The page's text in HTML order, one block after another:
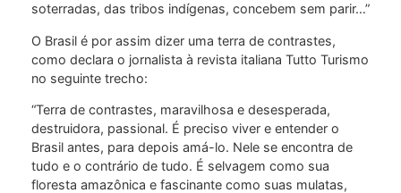
soterradas, das tribos indígenas, concebem sem parir…”
O Brasil é por assim dizer uma terra de contrastes,
como declara o jornalista à revista italiana Tutto Turismo
no seguinte trecho:
“Terra de contrastes, maravilhosa e desesperada,
destruidora, passional. É preciso viver e entender o
Brasil antes, para depois amá-lo. Nele se encontra de
tudo e o contrário de tudo. É selvagem como sua
floresta amazônica e fascinante como suas mulatas,